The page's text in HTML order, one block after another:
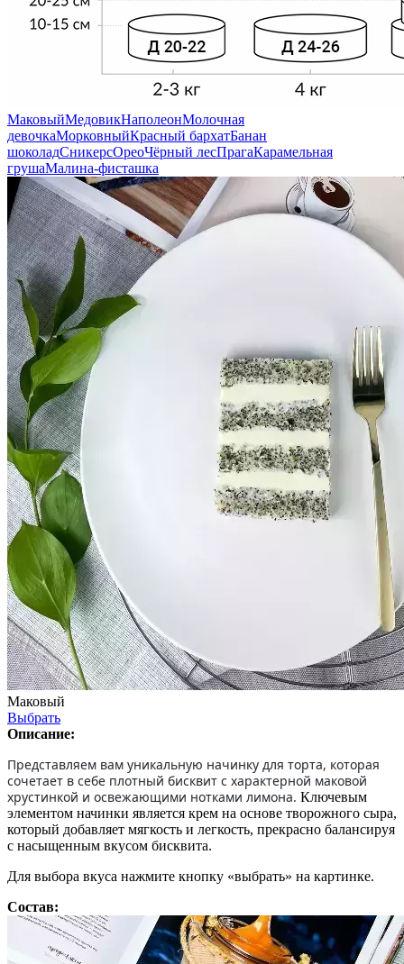
МаковыйМедовикНаполеонМолочная
девочкаМорковныйКрасный бархатБанан
шоколадСникерсОреоЧёрный лесПрагаКарамельная
грушаМалина-фисташка
Маковый
Выбрать
Описание:
Представляем вам уникальную начинку для торта, которая
сочетает в себе плотный бисквит с характерной маковой
хрустинкой и освежающими нотками лимона. Ключевым
элементом начинки является крем на основе творожного сыра,
который добавляет мягкость и легкость, прекрасно балансируя
с насыщенным вкусом бисквита.
Для выбора вкуса нажмите кнопку «выбрать» на картинке.
Состав: